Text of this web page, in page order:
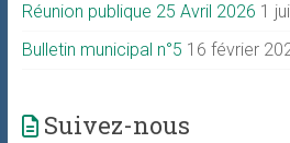
Réunion publique 25 Avril 2026 1
Bulletin municipal n°5 16 février
Suivez-nous